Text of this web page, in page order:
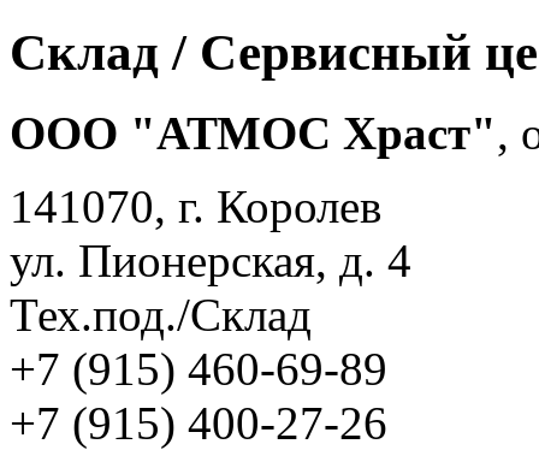
Склад / Сервисный
ООО "АТМОС Храст",
141070, г. Королев
ул. Пионерская, д. 4
Тех.под./Склад
+7 (915) 460-69-89
+7 (915) 400-27-26